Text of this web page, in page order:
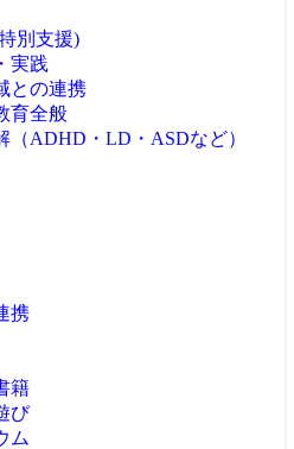
別支援)
実践
との連携
育全般
（ADHD・LD・ASDなど）
携
籍
び
ム